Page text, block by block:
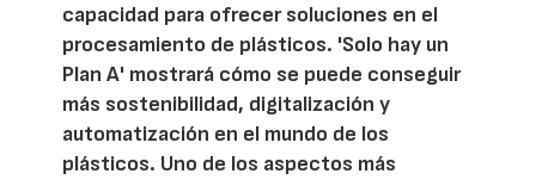
capacidad para ofrecer soluciones en el
procesamiento de plásticos. 'Solo hay un
Plan A' mostrará cómo se puede conseguir
más sostenibilidad, digitalización y
automatización en el mundo de los
plásticos. Uno de los aspectos más